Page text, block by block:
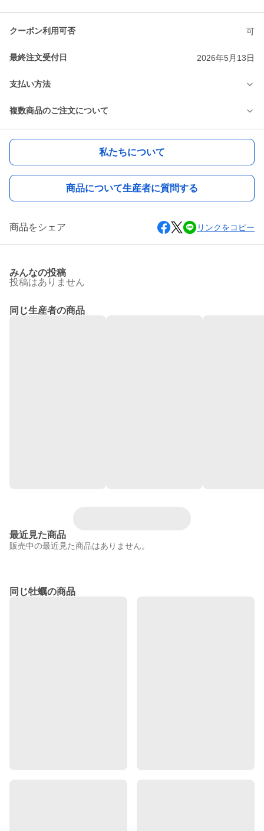
クーポン利用可否 可
最終注文受付日 2026年5月13日
支払い方法
複数商品のご注文について
私たちについて
商品について生産者に質問する
商品をシェア リンクをコピー
みんなの投稿
投稿はありません
同じ生産者の商品
最近見た商品
販売中の最近見た商品はありません。
同じ牡蠣の商品